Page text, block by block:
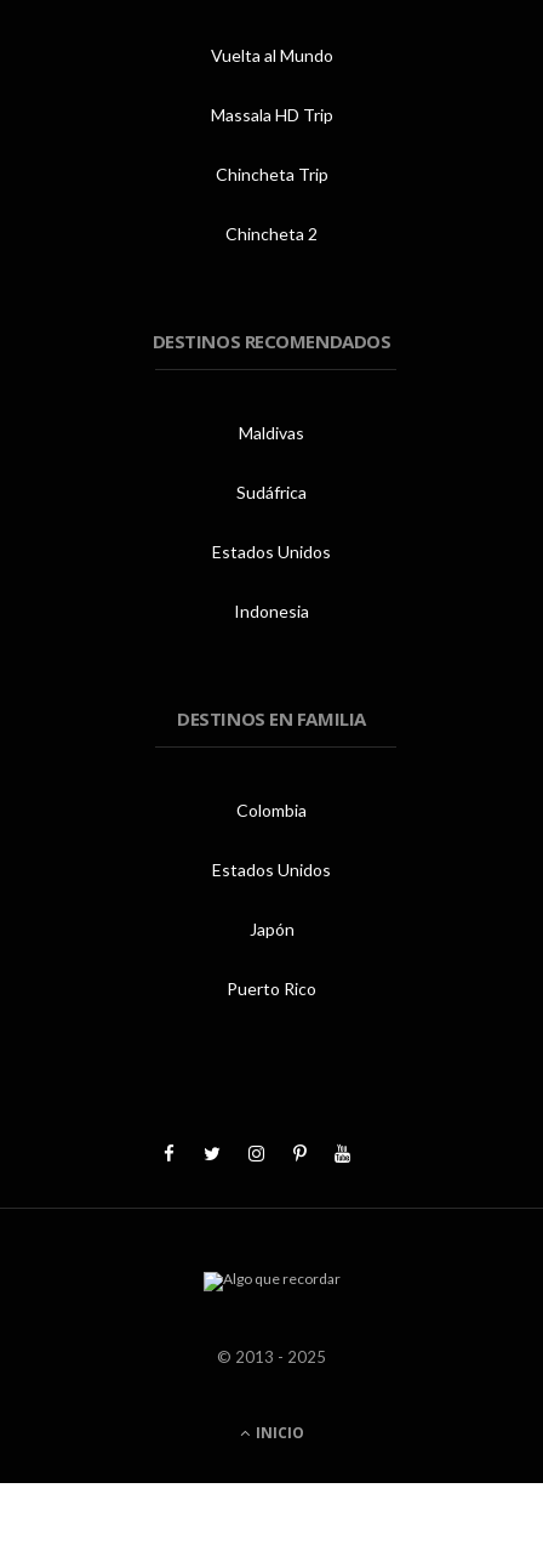
Vuelta al Mundo
Massala HD Trip
Chincheta Trip
Chincheta 2
DESTINOS RECOMENDADOS
Maldivas
Sudáfrica
Estados Unidos
Indonesia
DESTINOS EN FAMILIA
Colombia
Estados Unidos
Japón
Puerto Rico
© 2013 - 2025
INICIO